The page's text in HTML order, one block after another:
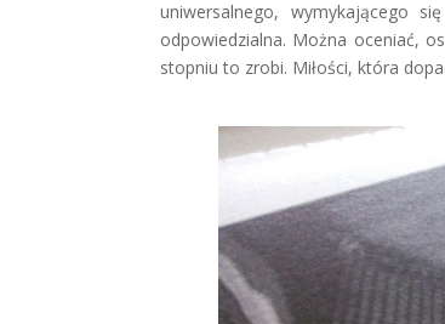
uniwersalnego, wymykającego
odpowiedzialna. Można oceniać,
stopniu to zrobi. Miłości, która